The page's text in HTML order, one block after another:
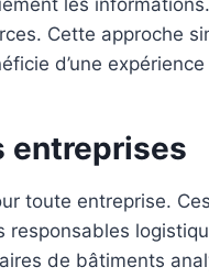
les
Cette approche
d’une
entreprises
toute entreprise.
responsables
de bâtiments